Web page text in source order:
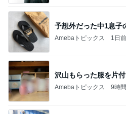
予想外だった中1息子
Amebaトピックス 1日前
沢山もらった服を片
Amebaトピックス 9時